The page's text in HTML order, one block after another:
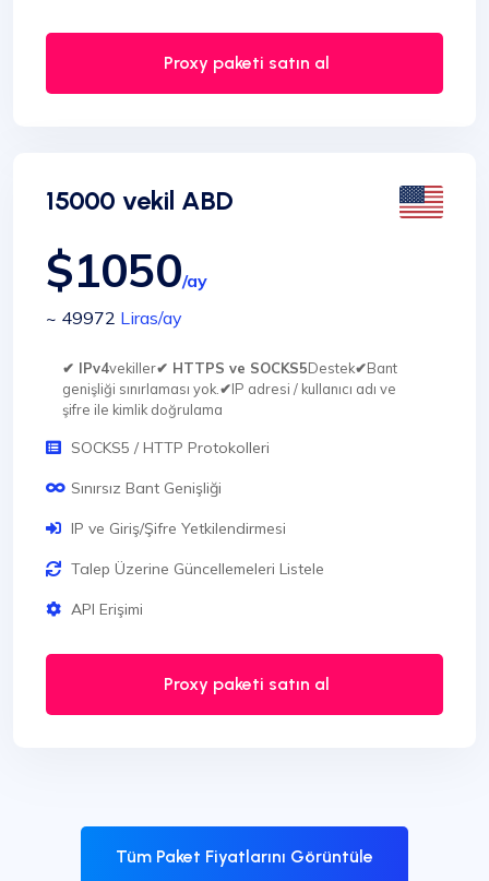
Proxy paketi satın al
15000 vekil ABD
$1050/ay
~ 49972 Liras/ay
✔ IPv4vekiller✔ HTTPS ve SOCKS5Destek✔Bant
genişliği sınırlaması yok.✔IP adresi / kullanıcı adı ve
şifre ile kimlik doğrulama
SOCKS5 / HTTP Protokolleri
Sınırsız Bant Genişliği
IP ve Giriş/Şifre Yetkilendirmesi
Talep Üzerine Güncellemeleri Listele
API Erişimi
Proxy paketi satın al
Tüm Paket Fiyatlarını Görüntüle